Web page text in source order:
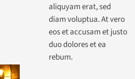
aliquyam erat, sed
diam voluptua. At vero
eos et accusam et justo
duo dolores et ea
rebum.